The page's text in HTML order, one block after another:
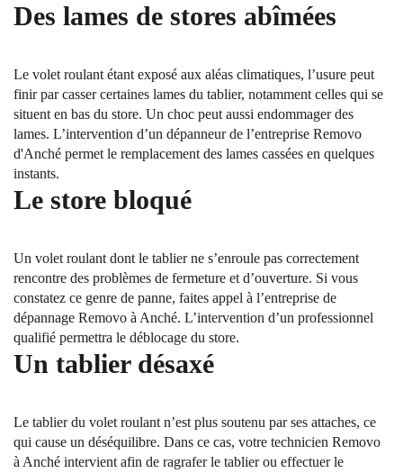
Des lames de stores abîmées
Le volet roulant étant exposé aux aléas climatiques, l’usure peut
finir par casser certaines lames du tablier, notamment celles qui se
situent en bas du store. Un choc peut aussi endommager des
lames. L’intervention d’un dépanneur de l’entreprise Removo
d'Anché permet le remplacement des lames cassées en quelques
instants.
Le store bloqué
Un volet roulant dont le tablier ne s’enroule pas correctement
rencontre des problèmes de fermeture et d’ouverture. Si vous
constatez ce genre de panne, faites appel à l’entreprise de
dépannage Removo à Anché. L’intervention d’un professionnel
qualifié permettra le déblocage du store.
Un tablier désaxé
Le tablier du volet roulant n’est plus soutenu par ses attaches, ce
qui cause un déséquilibre. Dans ce cas, votre technicien Removo
à Anché intervient afin de ragrafer le tablier ou effectuer le